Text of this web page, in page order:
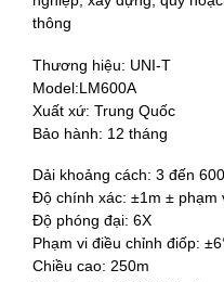
thông
Thương hiệu: UNI-T
Model:LM600A
Xuất xứ: Trung Quốc
Bảo hành: 12 tháng
Dải khoảng cách: 3 đến
Độ chính xác: ±1m ± phạm
Độ phóng đại: 6X
Phạm vi điều chỉnh điốp:
Chiều cao: 250m